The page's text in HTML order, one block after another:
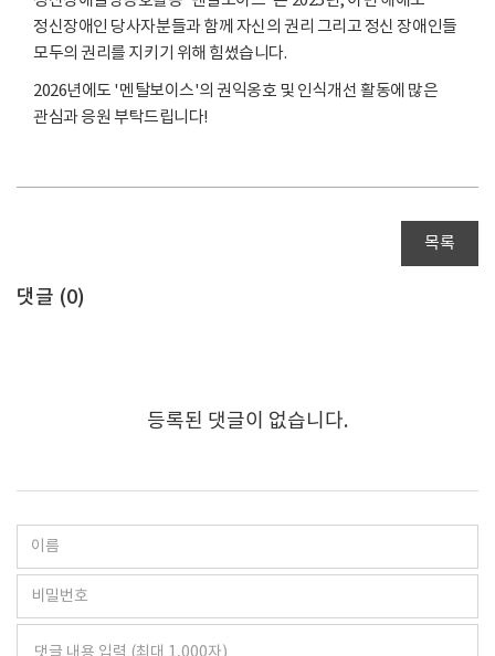
정신장애인 당사자분들과 함께 자신의 권리 그리고 정신 장애인들
모두의 권리를 지키기 위해 힘썼습니다.
2026년에도 '멘탈보이스'의 권익옹호 및 인식개선 활동에 많은
관심과 응원 부탁드립니다!
목록
댓글 (0)
등록된 댓글이 없습니다.